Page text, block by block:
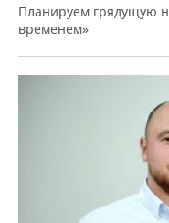
Планируем грядущую
временем»